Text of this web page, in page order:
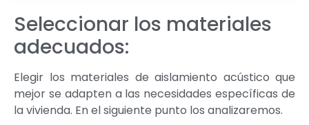
Seleccionar los materiales
adecuados:
Elegir los materiales de aislamiento acústico que
mejor se adapten a las necesidades específicas de
la vivienda. En el siguiente punto los analizaremos.